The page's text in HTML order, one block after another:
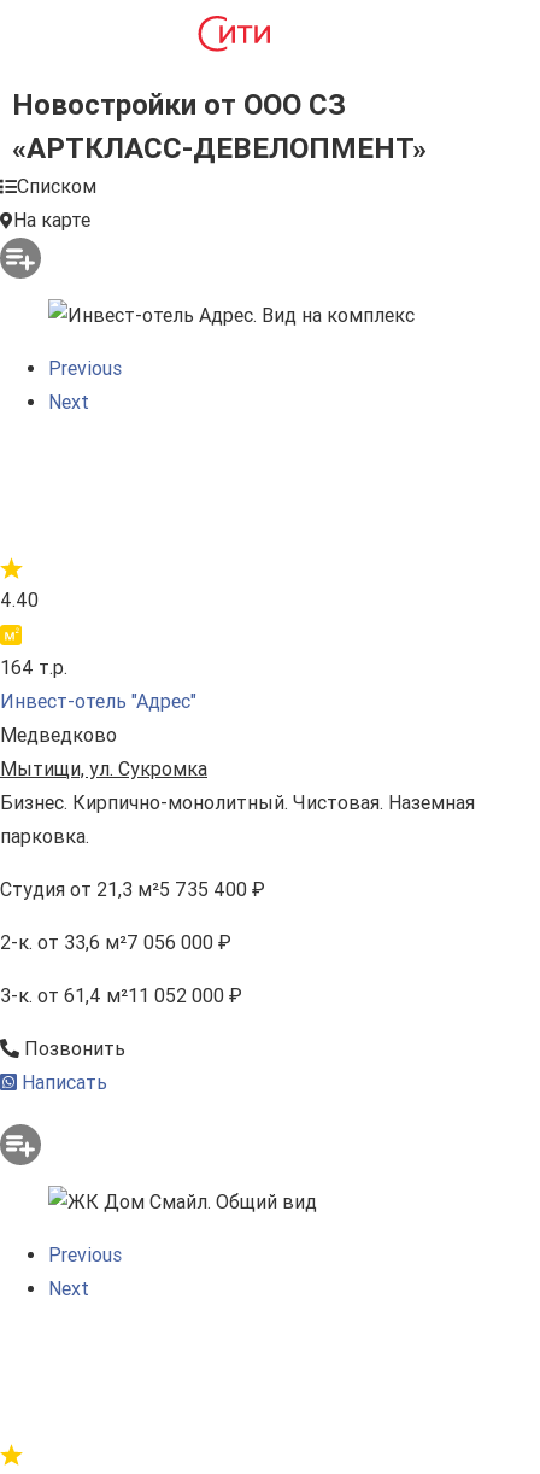
Новостройки от ООО СЗ
«АРТКЛАСС-ДЕВЕЛОПМЕНТ»
Списком
На карте
Previous
Next
4.40
164 т.р.
Инвест-отель "Адрес"
Медведково
Мытищи, ул. Сукромка
Бизнес. Кирпично-монолитный. Чистовая. Наземная
парковка.
Студия от 21,3 м²5 735 400 ₽
2-к. от 33,6 м²7 056 000 ₽
3-к. от 61,4 м²11 052 000 ₽
Позвонить
Написать
Previous
Next